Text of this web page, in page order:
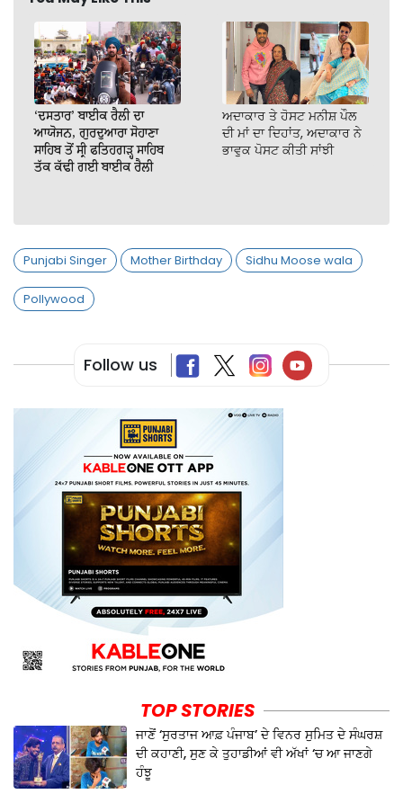
‘ਦਸਤਾਰ’ ਬਾਈਕ ਰੈਲੀ ਦਾ
ਆਯੋਜਨ, ਗੁਰਦੁਆਰਾ ਸੋਹਾਣਾ
ਸਾਹਿਬ ਤੋਂ ਸ੍ਰੀ ਫਤਿਹਗੜ੍ਹ ਸਾਹਿਬ
ਤੱਕ ਕੱਢੀ ਗਈ ਬਾਈਕ ਰੈਲੀ
ਅਦਾਕਾਰ ਤੇ ਹੋਸਟ ਮਨੀਸ਼ ਪੌਲ
ਦੀ ਮਾਂ ਦਾ ਦਿਹਾਂਤ, ਅਦਾਕਾਰ ਨੇ
ਭਾਵੁਕ ਪੋਸਟ ਕੀਤੀ ਸਾਂਝੀ
Punjabi Singer Mother Birthday Sidhu Moose wala
Pollywood
Follow us
TOP STORIES
ਜਾਣੋਂ ‘ਸੁਰਤਾਜ ਆਫ਼ ਪੰਜਾਬ’ ਦੇ ਵਿਨਰ ਸੁਮਿਤ ਦੇ ਸੰਘਰਸ਼
ਦੀ ਕਹਾਣੀ, ਸੁਣ ਕੇ ਤੁਹਾਡੀਆਂ ਵੀ ਅੱਖਾਂ ‘ਚ ਆ ਜਾਣਗੇ
ਹੰਝੂ